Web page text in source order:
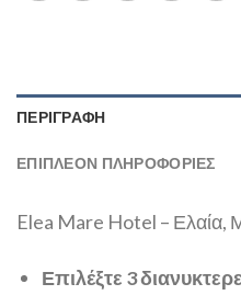
ΠΕΡΙΓΡΑΦΉ
ΕΠΙΠΛΈΟΝ ΠΛΗΡΟΦΟΡΊΕΣ
Elea Mare Hotel – Ελαία,
Επιλέξτε 3